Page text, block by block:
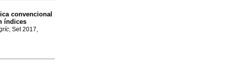
convencional
índices
, Set 2017,